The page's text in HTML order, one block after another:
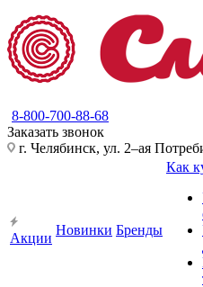
8-800-700-88-68
Заказать звонок
г. Челябинск, ул. 2–ая
Акции
Новинки Бренды
Как